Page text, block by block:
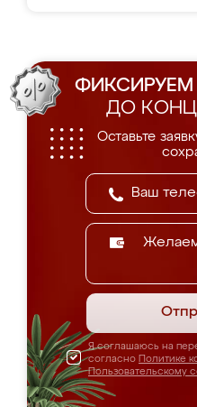
ФИКСИРУЕМ
ДО
Оставьте
Я соглашаюсь на
согласно Политике
Пользовательскому